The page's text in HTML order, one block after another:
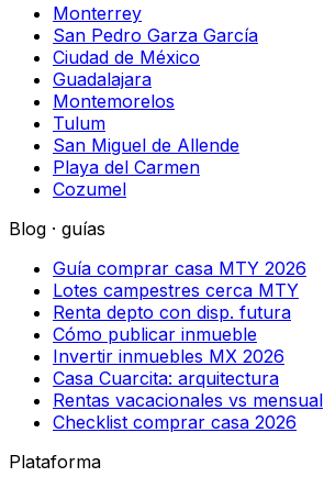
Monterrey
San Pedro Garza García
Ciudad de México
Guadalajara
Montemorelos
Tulum
San Miguel de Allende
Playa del Carmen
Cozumel
Blog · guías
Guía comprar casa MTY 2026
Lotes campestres cerca MTY
Renta depto con disp. futura
Cómo publicar inmueble
Invertir inmuebles MX 2026
Casa Cuarcita: arquitectura
Rentas vacacionales vs mensual
Checklist comprar casa 2026
Plataforma